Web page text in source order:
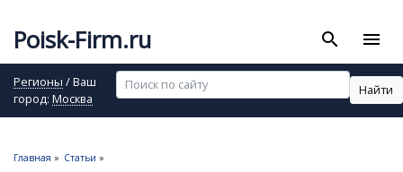
Poisk-Firm.ru search menu
Регионы / Ваш
город: Москва
Найти
Главная » Статьи »